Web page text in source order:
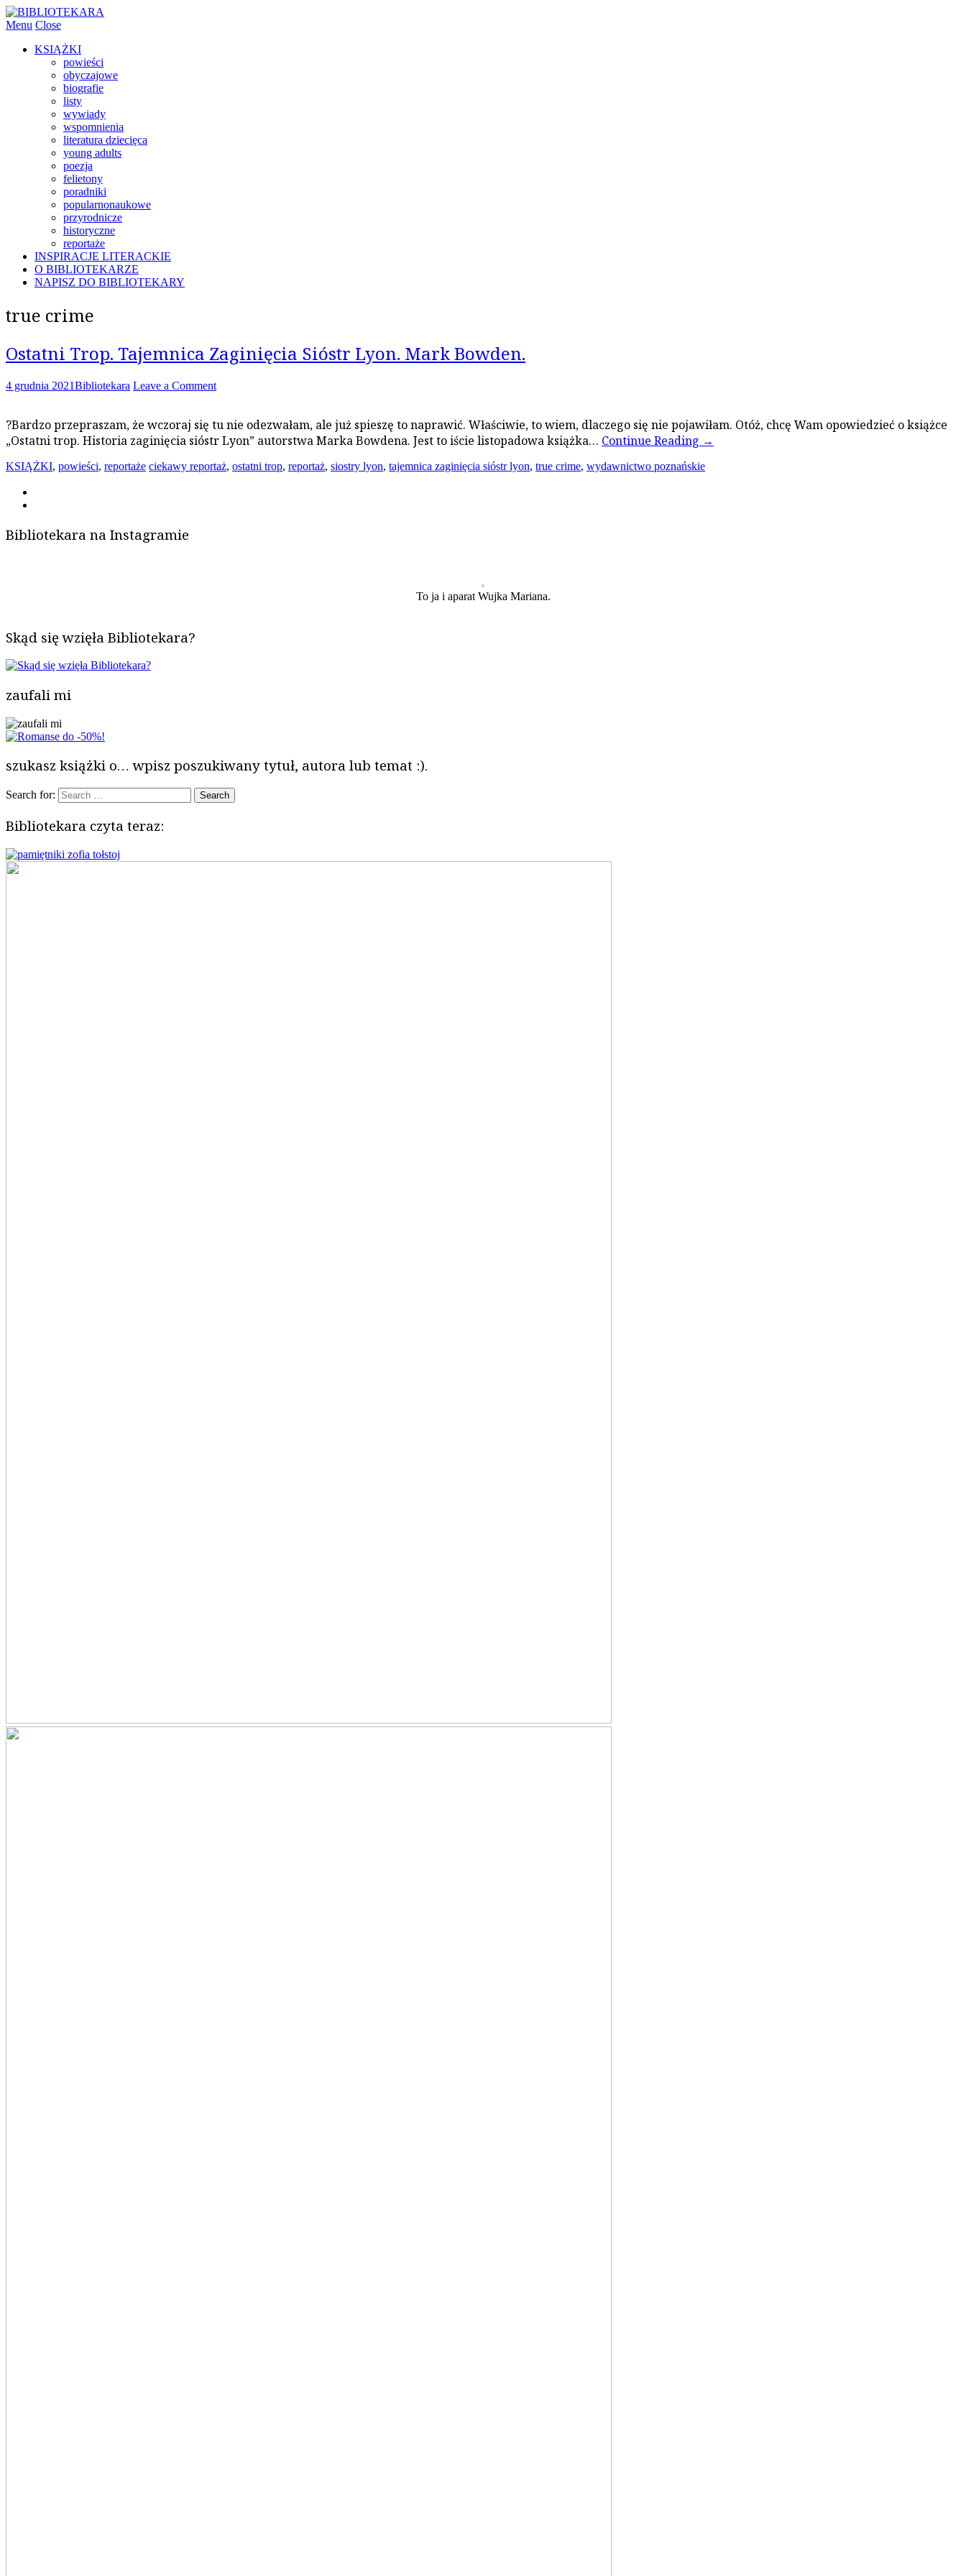
Menu Close
KSIĄŻKI
powieści
obyczajowe
biografie
listy
wywiady
wspomnienia
literatura dziecięca
young adults
poezja
felietony
poradniki
popularnonaukowe
przyrodnicze
historyczne
reportaże
INSPIRACJE LITERACKIE
O BIBLIOTEKARZE
NAPISZ DO BIBLIOTEKARY
true crime
Ostatni Trop. Tajemnica Zaginięcia Sióstr Lyon. Mark Bowden.
4 grudnia 2021Bibliotekara Leave a Comment
?Bardzo przepraszam, że wczoraj się tu nie odezwałam, ale już spieszę to naprawić. Właściwie, to wiem, dlaczego się nie pojawiłam. Otóż, chcę Wam opowiedzieć o książce
„Ostatni trop. Historia zaginięcia sióstr Lyon” autorstwa Marka Bowdena. Jest to iście listopadowa książka… Continue Reading →
KSIĄŻKI, powieści, reportaże ciekawy reportaż, ostatni trop, reportaż, siostry lyon, tajemnica zaginięcia sióstr lyon, true crime, wydawnictwo poznańskie
Bibliotekara na Instagramie
To ja i aparat Wujka Mariana.
Skąd się wzięła Bibliotekara?
zaufali mi
szukasz książki o… wpisz poszukiwany tytuł, autora lub temat :).
Search for:
Bibliotekara czyta teraz: